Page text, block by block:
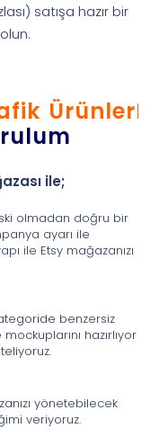
satışa hazır bir
k ÜrünlerP
ile;
olmadan doğru bir
ayarı ile
ile Etsy mağazanızı
benzersiz
hazırlıyor
yönetebilecek
veriyoruz.